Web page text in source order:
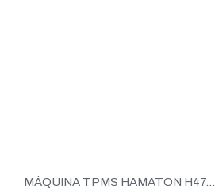
MÁQUINA TPMS HAMATON H47...